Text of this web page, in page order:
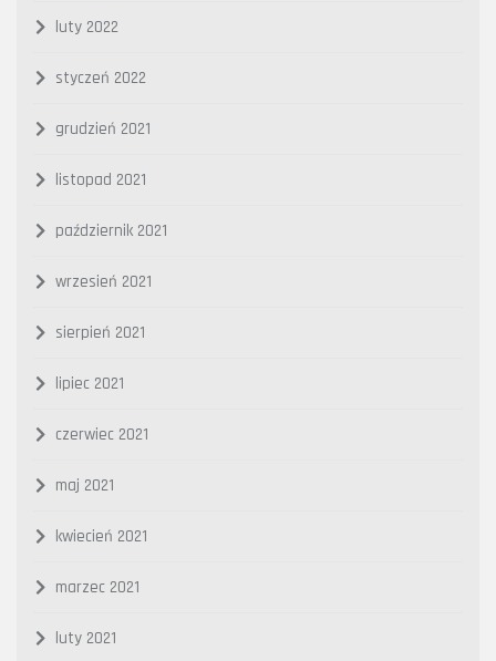
luty 2022
styczeń 2022
grudzień 2021
listopad 2021
październik 2021
wrzesień 2021
sierpień 2021
lipiec 2021
czerwiec 2021
maj 2021
kwiecień 2021
marzec 2021
luty 2021